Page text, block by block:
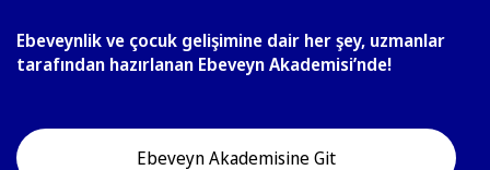
Ebeveynlik ve çocuk gelişimine dair her şey, uzmanlar
tarafından hazırlanan Ebeveyn Akademisi’nde!
Ebeveyn Akademisine Git